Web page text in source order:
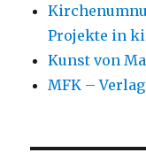
Projekte in
Kunst von
MFK – Verlag